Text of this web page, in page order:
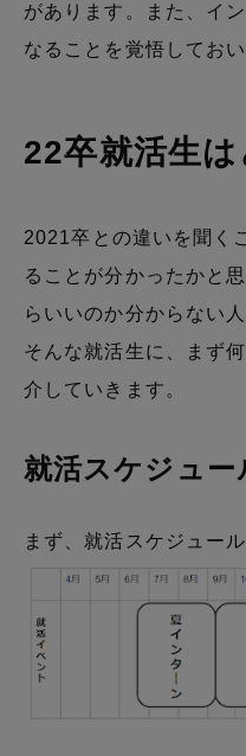
があります。また、イ
なることを覚悟してお
22卒就活生
2021卒との違いを聞く
ることが分かったかと
らいいのか分からない
そんな就活生に、まず
介していきます。
就活スケジュー
まず、就活スケジュー